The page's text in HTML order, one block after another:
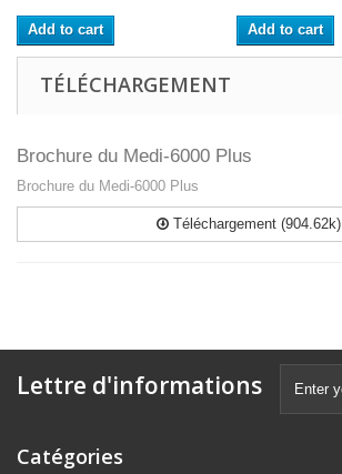
Add to cart Add to cart
TÉLÉCHARGEMENT
Brochure du Medi-6000 Plus
Brochure du Medi-6000 Plus
Téléchargement (904.62k)
Lettre d'informations
Catégories